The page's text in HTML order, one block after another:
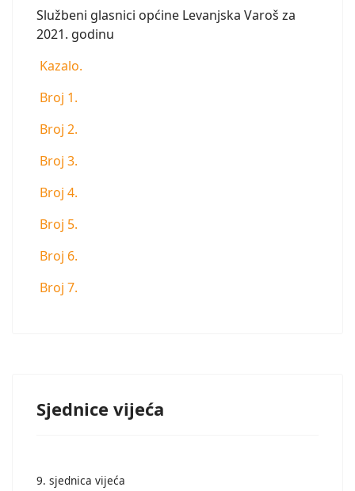
Službeni glasnici općine Levanjska Varoš za
2021. godinu
Kazalo.
Broj 1.
Broj 2.
Broj 3.
Broj 4.
Broj 5.
Broj 6.
Broj 7.
Sjednice vijeća
9. sjednica vijeća